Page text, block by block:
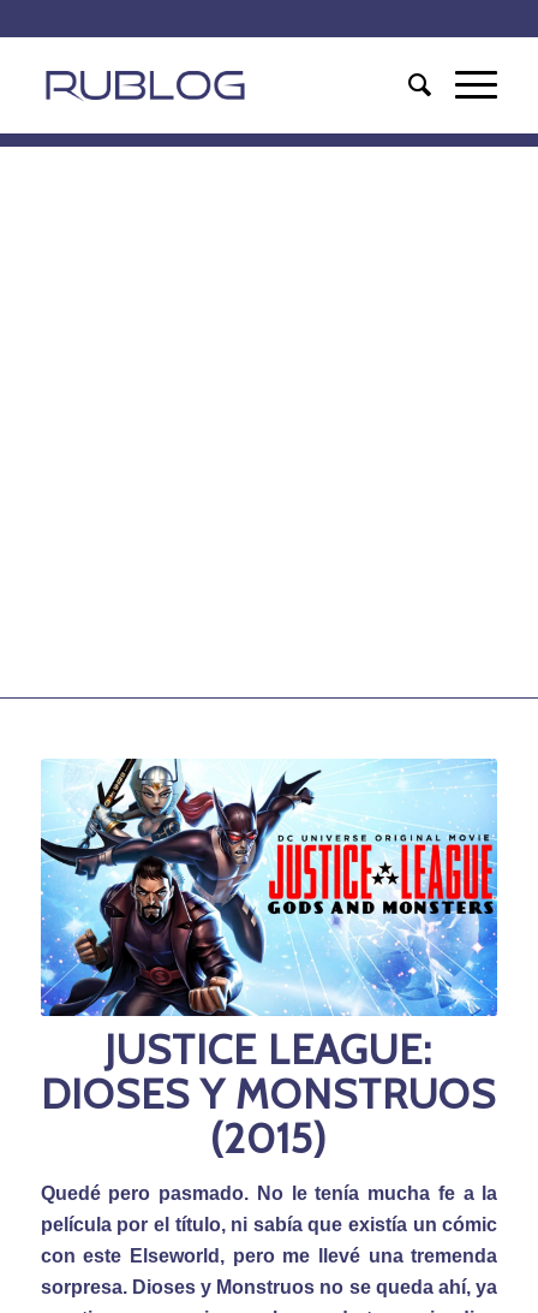
JUSTICE LEAGUE:
DIOSES Y MONSTRUOS
(2015)
Quedé pero pasmado. No le tenía mucha fe a la
película por el título, ni sabía que existía un cómic
con este Elseworld, pero me llevé una tremenda
sorpresa. Dioses y Monstruos no se queda ahí, ya